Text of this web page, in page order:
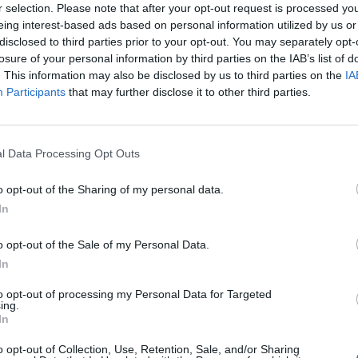
selection. Please note that after your opt-out request is processed
interest-based ads based on personal information utilized by us
to third parties prior to your opt-out. You may separately
of your personal information by third parties on the IAB’s list of
This information may also be disclosed by us to third parties on the
Participants that may further disclose it to other third parties.
Data Processing Opt Outs
opt-out of the Sharing of my personal data.
opt-out of the Sale of my Personal Data.
opt-out of processing my Personal Data for Targeted
opt-out of Collection, Use, Retention, Sale, and/or Sharing
ελληνικό προνόμιο, αλλά διεθνές
πολλές Ευρωπαικές χώρες όπως την Ιταλία
μόνο στην Σαρδηνία) και την Γερμανία,
χοίρων, αλλά και τον Καναδά, τις
φυλών οικόσιτων χοίρων με
στο κρύο εκτράφηκαν αρχικά σε open door
τους έχουν φθάσει μέχρι το Τεξας) κλπ.
υβριδισμός των αγριοχοίρων στην
εμπλουτισμούς με υβρίδια
ημιεκτατικών και εκτατικών
κατέρρευσαν και τα ζώα εγκαταλείφθηκαν,
door εκτροφές διέφυγαν, ενώ ανάλογες
εμφάνισης τέτοιων ζώων οπουδήποτε